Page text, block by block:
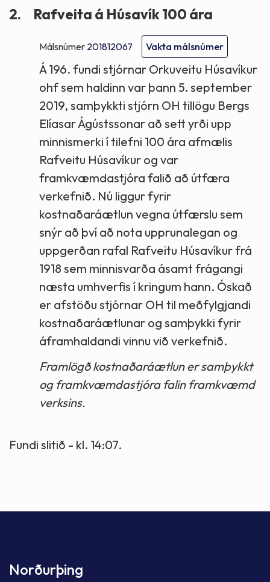
2. Rafveita á Húsavík 100 ára
Málsnúmer 201812067 Vakta málsnúmer
Á 196. fundi stjórnar Orkuveitu Húsavíkur
ohf sem haldinn var þann 5. september
2019, samþykkti stjórn OH tillögu Bergs
Elíasar Ágústssonar að sett yrði upp
minnismerki í tilefni 100 ára afmælis
Rafveitu Húsavíkur og var
framkvæmdastjóra falið að útfæra
verkefnið. Nú liggur fyrir
kostnaðaráætlun vegna útfærslu sem
snýr að því að nota upprunalegan og
uppgerðan rafal Rafveitu Húsavíkur frá
1918 sem minnisvarða ásamt frágangi
næsta umhverfis í kringum hann. Óskað
er afstöðu stjórnar OH til meðfylgjandi
kostnaðaráætlunar og samþykki fyrir
áframhaldandi vinnu við verkefnið.
Framlögð kostnaðaráætlun er samþykkt
og framkvæmdastjóra falin framkvæmd
verksins.
Fundi slitið - kl. 14:07.
Norðurþing